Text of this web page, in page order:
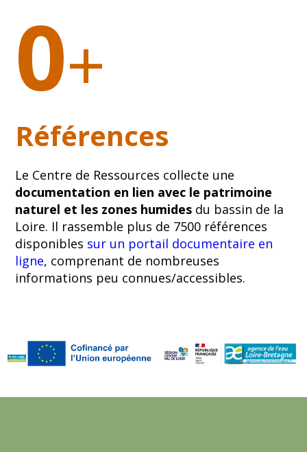
0+
Références
Le Centre de Ressources collecte une
documentation en lien avec le patrimoine
naturel et les zones humides du bassin de la
Loire. Il rassemble plus de 7500 références
disponibles sur un portail documentaire en
ligne, comprenant de nombreuses
informations peu connues/accessibles.